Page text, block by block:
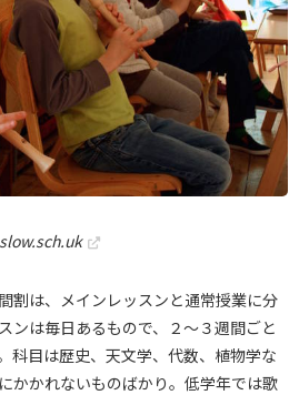
割は、メインレッスンと通常授業に分
ンは毎日あるもので、２〜３週間ごと
科目は歴史、天文学、代数、植物学な
かかれないものばかり。低学年では歌